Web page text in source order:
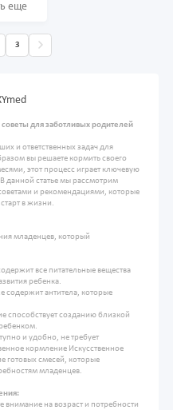
еще
3
для заботливых родителей
и ответственных задач для
вы решаете кормить своего
этот процесс играет ключевую
данной статье мы рассмотрим
и рекомендациями, которые
в жизни.
младенцев, который
все питательные вещества
ребенка.
содержит антитела, которые
способствует созданию близкой
и удобно, не требует
кормление Искусственное
готовых смесей, которые
младенцев.
на возраст и потребности